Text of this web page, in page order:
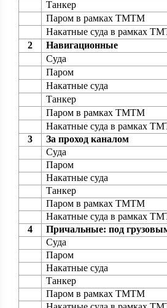
Танкер
Паром в рамках ТМТМ
Накатные суда в рамках
2
Навигационные
Суда
Паром
Накатные суда
Танкер
Паром в рамках ТМТМ
Накатные суда в рамках
3
За проход каналом
Суда
Паром
Накатные суда
Танкер
Паром в рамках ТМТМ
Накатные суда в рамках
4
Причальные: под
Суда
Паром
Накатные суда
Танкер
Паром в рамках ТМТМ